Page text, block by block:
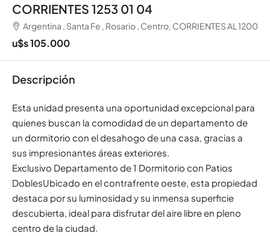
CORRIENTES 1253 01 04
Argentina , Santa Fe , Rosario , Centro, CORRIENTES AL 1200
u$s 105.000
Descripción
Esta unidad presenta una oportunidad excepcional para
quienes buscan la comodidad de un departamento de
un dormitorio con el desahogo de una casa, gracias a
sus impresionantes áreas exteriores.
Exclusivo Departamento de 1 Dormitorio con Patios
DoblesUbicado en el contrafrente oeste, esta propiedad
destaca por su luminosidad y su inmensa superficie
descubierta, ideal para disfrutar del aire libre en pleno
centro de la ciudad.